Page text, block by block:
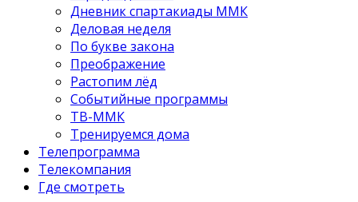
Дневник спартакиады ММК
Деловая неделя
По букве закона
Преображение
Растопим лёд
Событийные программы
ТВ-ММК
Тренируемся дома
Телепрограмма
Телекомпания
Где смотреть